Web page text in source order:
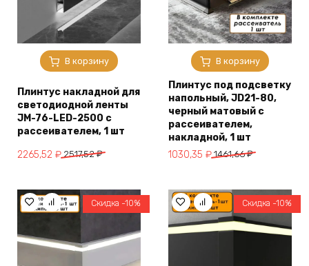
В корзину
Плинтус накладной для
светодиодной ленты
JM-76-LED-2500 с
рассеивателем, 1 шт
2517,52₽
Первоначальная
2517,52 ₽.
2265,52 ₽
Текущая
В корзину
Плинтус под подсветку
напольный, JD21-80,
черный матовый с
рассеивателем,
накладной, 1 шт
1461,66₽
Первоначальная
1461,66 ₽.
1030,35 ₽
Текущая
Скидка -10% Скидка -10%